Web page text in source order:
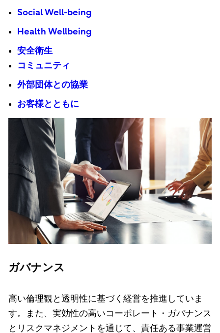
Social Well-being
Health Wellbeing
安全衛生
コミュニティ
外部団体との協業
お客様とともに
ガバナンス
高い倫理観と透明性に基づく経営を推進していま
す。また、実効性の高いコーポレート・ガバナンス
とリスクマネジメントを通じて、責任ある事業運営